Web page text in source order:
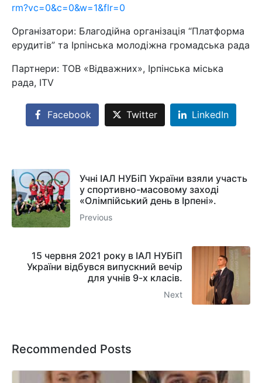
rm?vc=0&c=0&w=1&flr=0
Організатори: Благодійна організація “Платформа
ерудитів” та Ірпінська молодіжна громадська рада
Партнери: ТОВ «Відважних», Ірпінська міська
рада, ITV
Facebook Twitter LinkedIn
Учні ІАЛ НУБіП України взяли участь
у спортивно-масовому заході
«Олімпійський день в Ірпені».
Previous
15 червня 2021 року в ІАЛ НУБіП
України відбувся випускний вечір
для учнів 9-х класів.
Next
Recommended Posts